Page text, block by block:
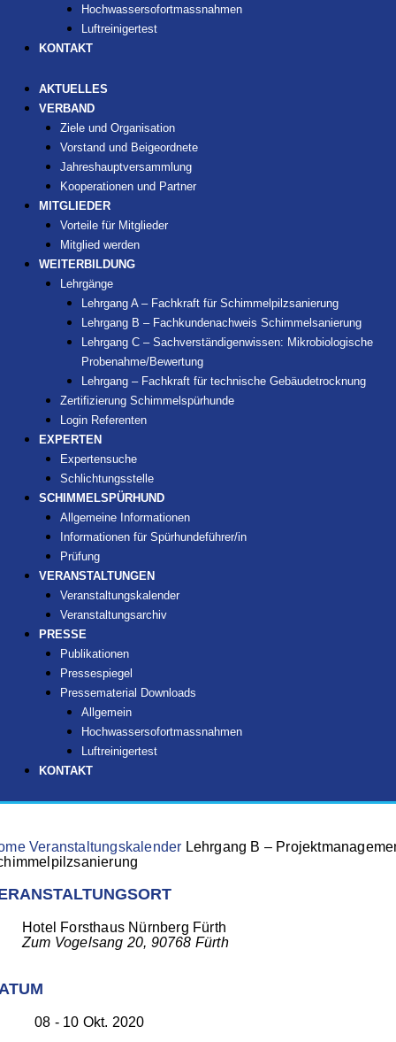
Hochwassersofortmassnahmen
Luftreinigertest
KONTAKT
AKTUELLES
VERBAND
Ziele und Organisation
Vorstand und Beigeordnete
Jahreshauptversammlung
Kooperationen und Partner
MITGLIEDER
Vorteile für Mitglieder
Mitglied werden
WEITERBILDUNG
Lehrgänge
Lehrgang A – Fachkraft für Schimmelpilzsanierung
Lehrgang B – Fachkundenachweis Schimmelsanierung
Lehrgang C – Sachverständigenwissen: Mikrobiologische
Probenahme/Bewertung
Lehrgang – Fachkraft für technische Gebäudetrocknung
Zertifizierung Schimmelspürhunde
Login Referenten
EXPERTEN
Expertensuche
Schlichtungsstelle
SCHIMMELSPÜRHUND
Allgemeine Informationen
Informationen für Spürhundeführer/in
Prüfung
VERANSTALTUNGEN
Veranstaltungskalender
Veranstaltungsarchiv
PRESSE
Publikationen
Pressespiegel
Pressematerial Downloads
Allgemein
Hochwassersofortmassnahmen
Luftreinigertest
KONTAKT
Veranstaltungskalender Lehrgang B –
Hotel Forsthaus Nürnberg Fürth
Zum Vogelsang 20, 90768 Fürth
08 - 10 Okt. 2020